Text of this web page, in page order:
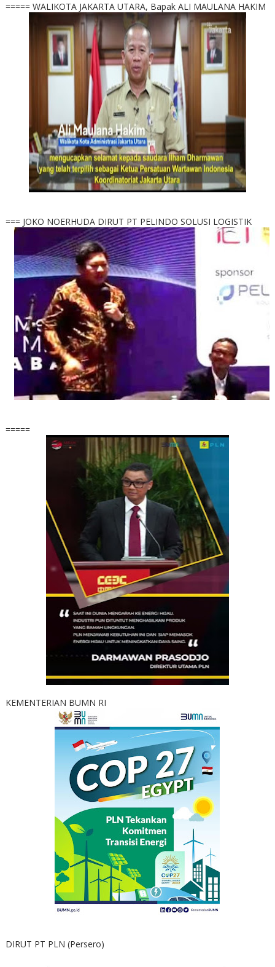
===== WALIKOTA JAKARTA UTARA, Bapak ALI MAULANA HAKIM
=== JOKO NOERHUDA DIRUT PT PELINDO SOLUSI LOGISTIK
=====
KEMENTERIAN BUMN RI
DIRUT PT PLN (Persero)